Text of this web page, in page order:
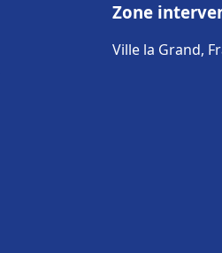
Zone
Ville la Grand,